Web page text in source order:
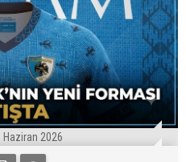
Haziran 2026